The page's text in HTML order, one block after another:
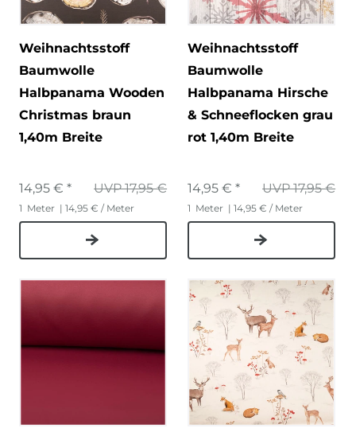
Weihnachtsstoff
Baumwolle
Halbpanama Wooden
Christmas braun
1,40m Breite
UVP 17,95 €
14,95 € *
1 Meter | 14,95 € / Meter
Weihnachtsstoff
Baumwolle
Halbpanama Hirsche
& Schneeflocken grau
rot 1,40m Breite
UVP 17,95 €
14,95 € *
1 Meter | 14,95 € / Meter